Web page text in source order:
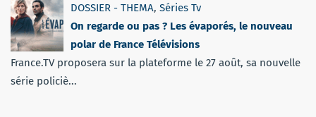
DOSSIER - THEMA, Séries Tv
On regarde ou pas ? Les évaporés, le nouveau
polar de France Télévisions
France.TV proposera sur la plateforme le 27 août, sa nouvelle
série policiè...